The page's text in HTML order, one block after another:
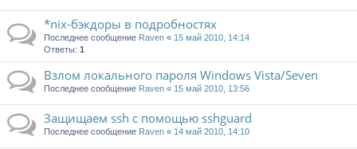
*nix-бэкдоры в подробностях
Последнее сообщение Raven « 15 май 2010, 14:14
Ответы: 1
Взлом локального пароля Windows Vista/Seven
Последнее сообщение Raven « 15 май 2010, 13:56
Защищаем ssh с помощью sshguard
Последнее сообщение Raven « 14 май 2010, 14:10